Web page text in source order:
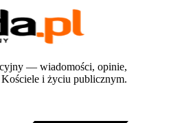
— wiadomości, opinie,
i życiu publicznym.